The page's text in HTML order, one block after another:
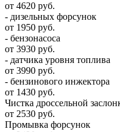
от 4620 руб.
- дизельных форсунок
от 1950 руб.
- бензонасоса
от 3930 руб.
- датчика уровня топлива
от 3990 руб.
- бензинового инжектора
от 1430 руб.
Чистка дроссельной
от 2530 руб.
Промывка форсунок